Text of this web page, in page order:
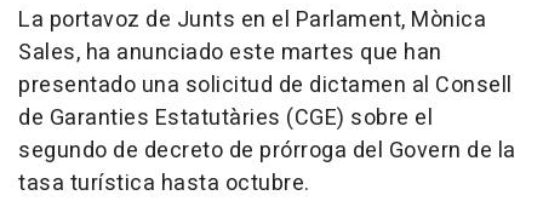
La portavoz de Junts en el Parlament, Mònica
Sales, ha anunciado este martes que han
presentado una solicitud de dictamen al Consell
de Garanties Estatutàries (CGE) sobre el
segundo de decreto de prórroga del Govern de la
tasa turística hasta octubre.